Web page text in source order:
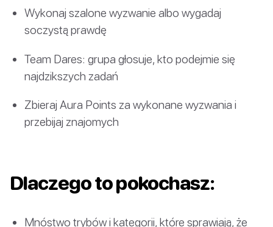
Wykonaj szalone wyzwanie albo wygadaj
soczystą prawdę
Team Dares: grupa głosuje, kto podejmie się
najdzikszych zadań
Zbieraj Aura Points za wykonane wyzwania i
przebijaj znajomych
Dlaczego to pokochasz:
Mnóstwo trybów i kategorii, które sprawiają, że